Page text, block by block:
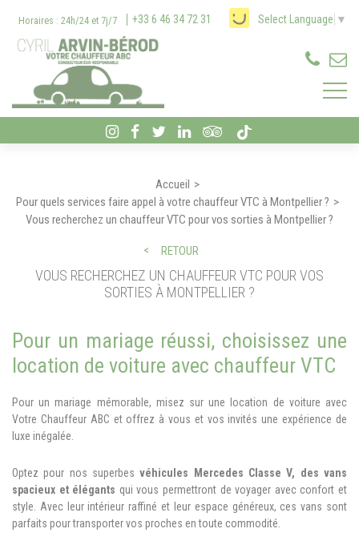
Horaires : 24h/24 et 7j/7 +33 6 46 34 72 31 Select Language ▼
Accueil
Pour quels services faire appel à votre chauffeur VTC à Montpellier ?
Vous recherchez un chauffeur VTC pour vos sorties à Montpellier ?
RETOUR
VOUS RECHERCHEZ UN CHAUFFEUR VTC POUR VOS
SORTIES À MONTPELLIER ?
Pour un mariage réussi, choisissez une
location de voiture avec chauffeur VTC
Pour un mariage mémorable, misez sur une location de voiture avec
Votre Chauffeur ABC et offrez à vous et vos invités une expérience de
luxe inégalée.
Optez pour nos superbes véhicules Mercedes Classe V, des vans
spacieux et élégants qui vous permettront de voyager avec confort et
style. Avec leur intérieur raffiné et leur espace généreux, ces vans sont
parfaits pour transporter vos proches en toute commodité.